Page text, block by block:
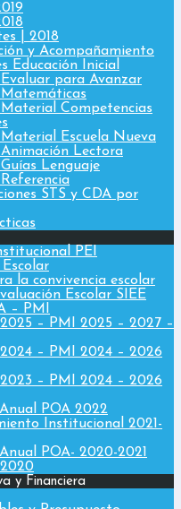
| 2018
y Acompañamiento
Educación Inicial
Evaluar para Avanzar
Matemáticas
Material Competencias
Material Escuela Nueva
Animación Lectora
Lenguaje
STS y CDA por
PEI
la convivencia escolar
Escolar SIEE
– PMI
– PMI 2025 – 2027 –
– PMI 2024 – 2026
– PMI 2024 – 2026
POA 2022
Institucional 2021-
POA- 2020-2021
y Financiera